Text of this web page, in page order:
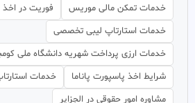
خدمات تمکن مالی موریس
فوریت در اخذ
خدمات استارتاپ لیبی تخصصی
خدمات ارزی پرداخت شهریه دانشگاه ملی
شرایط اخذ پاسپورت پاناما
خدمات
مشاوره امور حقوقی در الجزایر